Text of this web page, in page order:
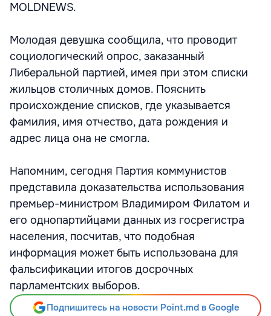
MOLDNEWS.
Молодая девушка сообщила, что проводит
социологический опрос, заказанный
Либеральной партией, имея при этом списки
жильцов столичных домов. Пояснить
происхождение списков, где указывается
фамилия, имя отчество, дата рождения и
адрес лица она не смогла.
Напомним, сегодня Партия коммунистов
представила доказательства использования
премьер-министром Владимиром Филатом и
его однопартийцами данных из госрегистра
населения, посчитав, что подобная
информация может быть использована для
фальсификации итогов досрочных
парламентских выборов.
Подпишитесь на новости Point.md в Google